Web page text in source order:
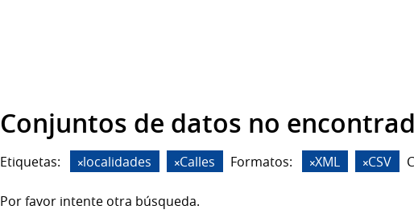
Conjuntos de datos no
Etiquetas: localidades Calles Formatos: XML CSV
Por favor intente otra búsqueda.